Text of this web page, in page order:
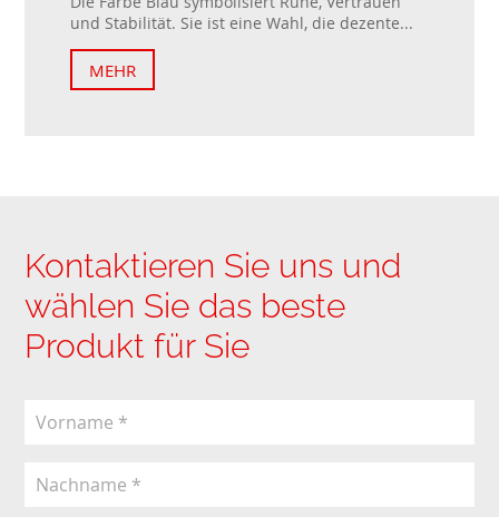
und Stabilität. Sie ist eine Wahl, die dezente...
MEHR
Kontaktieren Sie uns und
wählen Sie das beste
Produkt für Sie